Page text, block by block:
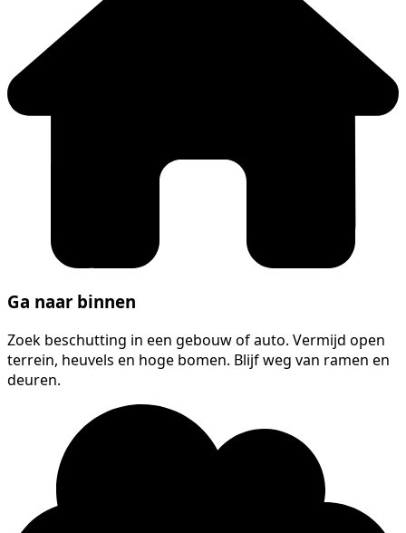
Ga naar binnen
Zoek beschutting in een gebouw of auto. Vermijd open
terrein, heuvels en hoge bomen. Blijf weg van ramen en
deuren.